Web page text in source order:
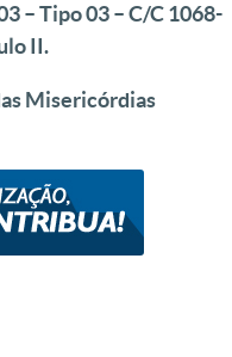
– Tipo 03 – C/C 1068-
II.
Misericórdias